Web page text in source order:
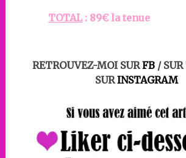
TOTAL: 89€ la tenue
RETROUVEZ-MOI SUR FB / SUR
SURINSTAGRAM